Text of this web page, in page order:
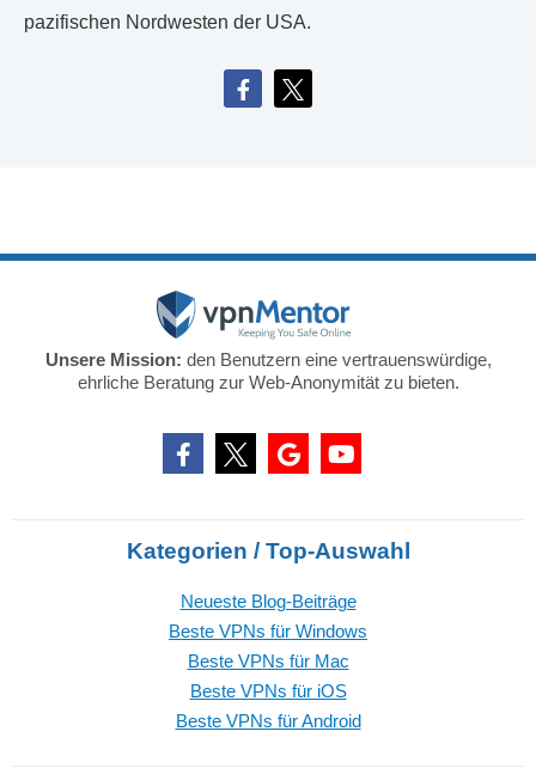
pazifischen Nordwesten der USA.
Unsere Mission: den Benutzern eine vertrauenswürdige,
ehrliche Beratung zur Web-Anonymität zu bieten.
Kategorien / Top-Auswahl
Neueste Blog-Beiträge
Beste VPNs für Windows
Beste VPNs für Mac
Beste VPNs für iOS
Beste VPNs für Android